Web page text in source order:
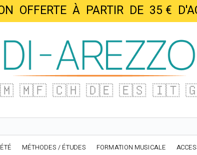
OFFERTE À PARTIR DE 35 €
🇲🇫 🇨🇭 🇩🇪 🇪🇸 🇮🇹
MÉTHODES / ÉTUDES FORMATION MUSICALE